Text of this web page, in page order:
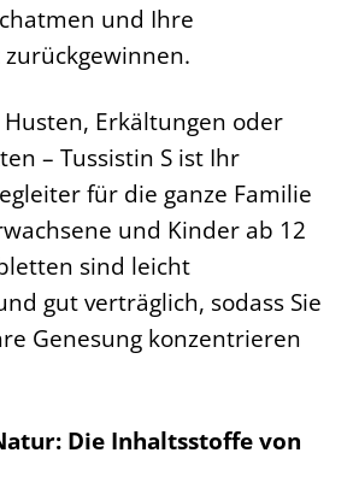
und Ihre
Erkältungen oder
– Tussistin S ist Ihr
für die ganze Familie
und Kinder ab 12
sind leicht
gut verträglich, sodass Sie
Genesung konzentrieren
Die Inhaltsstoffe von